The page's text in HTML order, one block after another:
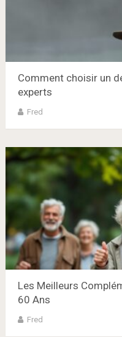
Comment choisir un
experts
Fred
Les Meilleurs
60 Ans
Fred